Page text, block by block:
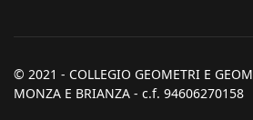
© 2021 - COLLEGIO GEOMETRI E
MONZA E BRIANZA - c.f. 94606270158